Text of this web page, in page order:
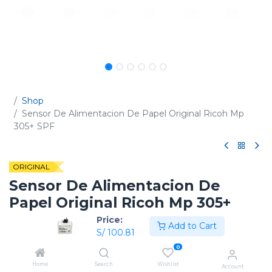
Price:
S/ 100.81
Add to Cart
Home Search
0
Wishlist Account
Shop
Sensor De Alimentacion De Papel Original Ricoh Mp
305+ SPF
ORIGINAL
Sensor De Alimentacion De
Papel Original Ricoh Mp 305+
(0 reseña)
Código:D2054408